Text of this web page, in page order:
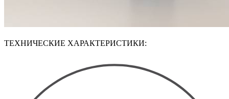
ТЕХНИЧЕСКИЕ ХАРАКТЕРИСТИКИ: